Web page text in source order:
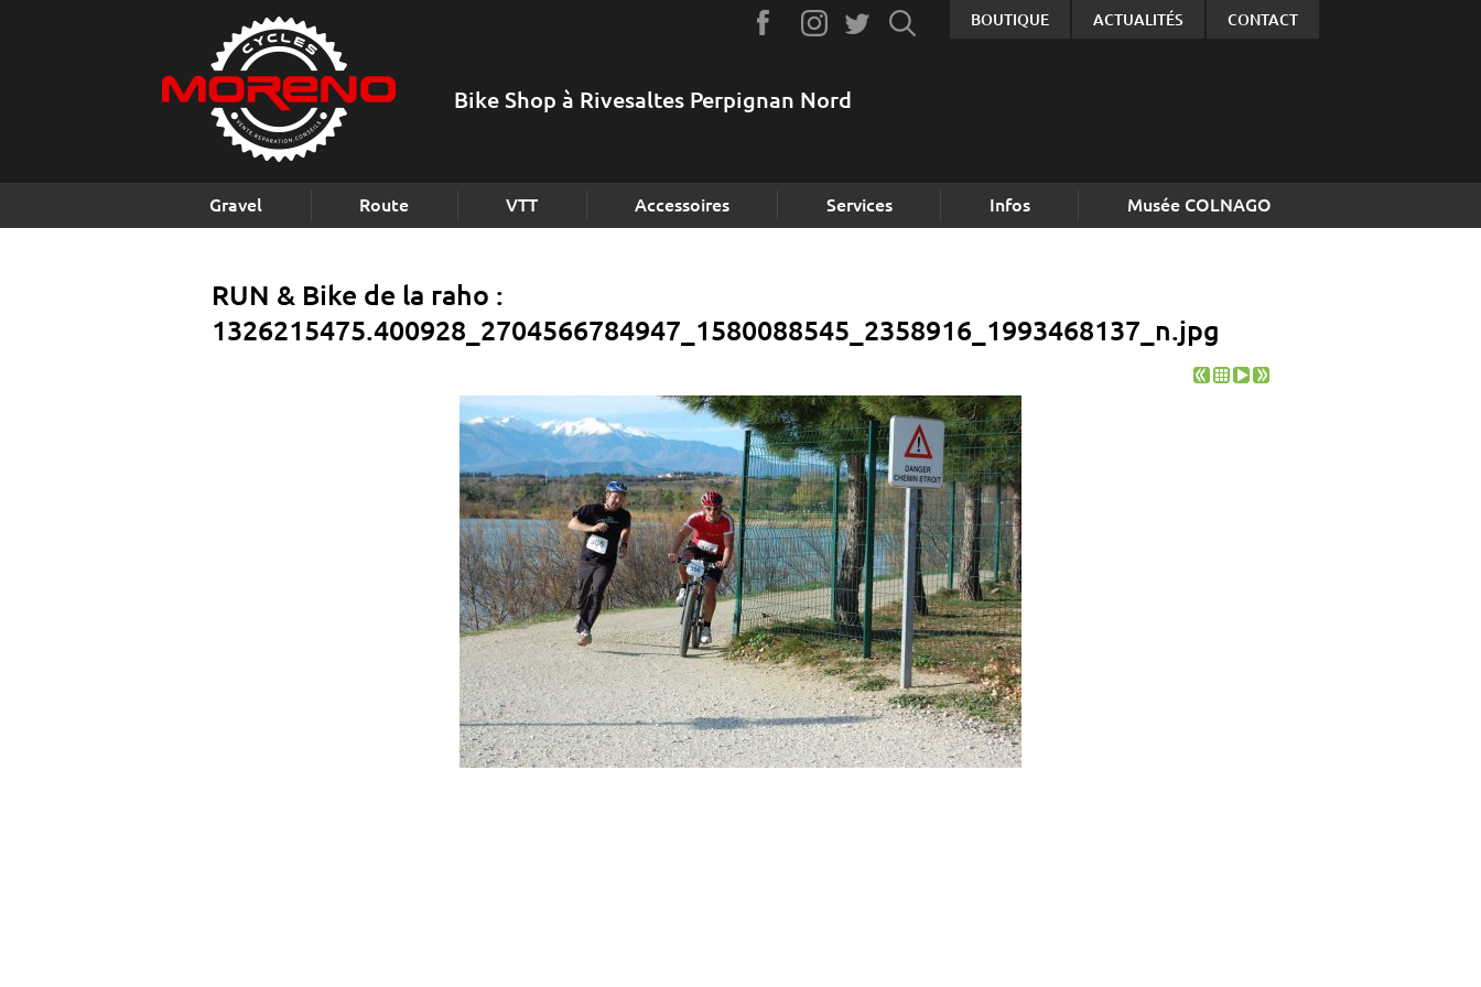
Bike Shop à Rivesaltes Perpignan Nord
RUN & Bike de la raho :
1326215475.400928_2704566784947_1580088545_2358916_1993468137_n.jpg
Gravel Route VTT Accessoires Services Infos Musée COLNAGO
BOUTIQUE ACTUALITÉS CONTACT